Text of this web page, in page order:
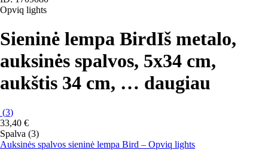
Opviq lights
Sieninė lempa BirdIš metalo,
auksinės spalvos, 5x34 cm,
aukštis 34 cm, … daugiau
(3)
33,40 €
Spalva (3)
Auksinės spalvos sieninė lempa Bird – Opviq lights